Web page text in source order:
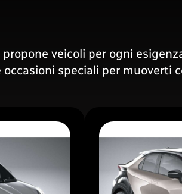
veicoli per ogni
speciali per muoverti